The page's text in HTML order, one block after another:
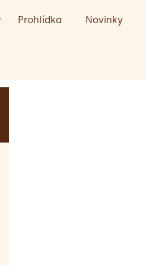
Prohlídka Novinky